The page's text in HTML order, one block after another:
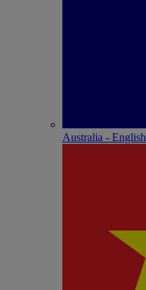
Australia - English